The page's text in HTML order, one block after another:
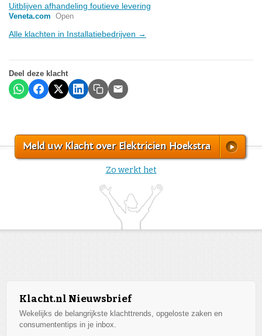
Uitblijven afhandeling foutieve levering
Veneta.com Open
Alle klachten in Installatiebedrijven →
Deel deze klacht
Meld uw Klacht over Elektricien Hoekstra
Zo werkt het
Klacht.nl Nieuwsbrief
Wekelijks de belangrijkste klachttrends, opgeloste zaken en
consumententips in je inbox.